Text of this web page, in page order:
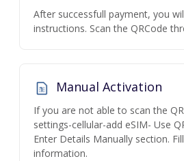
After successfull payment, you
instructions. Scan the QRCode
Manual Activation
If you are not able to scan the
settings-cellular-add eSIM- Use
Enter Details Manually section.
information.